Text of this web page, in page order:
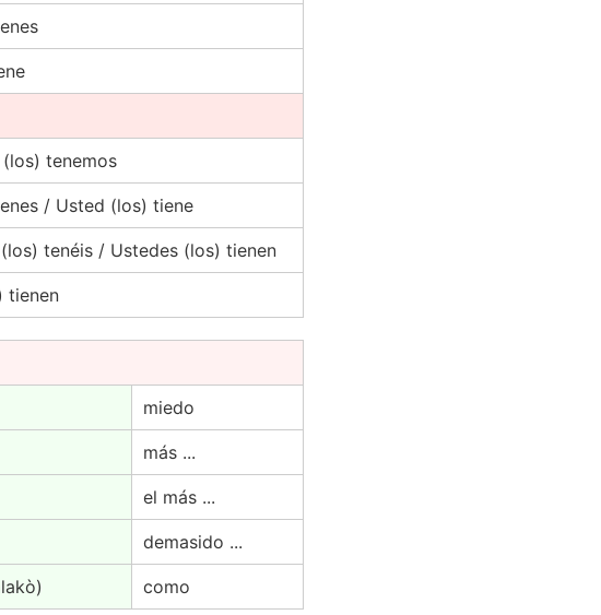
tenemos
/ Usted (los) tiene
tenéis / Ustedes (los) tienen
tienen
miedo
más ...
el más ...
demasido ...
como